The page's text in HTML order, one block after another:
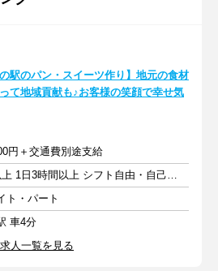
の駅のパン・スイーツ作り】地元の食材
て地域貢献も♪お客様の笑顔で幸せ気
円＋交通費別途支給
週1日以上 1日3時間以上 シフト自由・自己申告
ト・パート
車4分
人一覧を見る